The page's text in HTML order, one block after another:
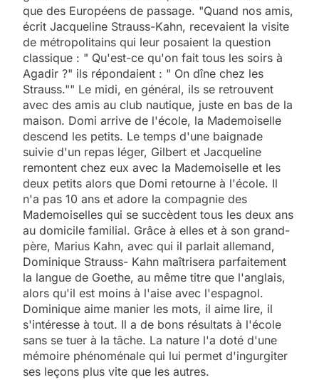
que des Européens de passage. "Quand nos amis,
écrit Jacqueline Strauss-Kahn, recevaient la visite
de métropolitains qui leur posaient la question
classique : " Qu'est-ce qu'on fait tous les soirs à
Agadir ?" ils répondaient : " On dîne chez les
Strauss."" Le midi, en général, ils se retrouvent
avec des amis au club nautique, juste en bas de la
maison. Domi arrive de l'école, la Mademoiselle
descend les petits. Le temps d'une baignade
suivie d'un repas léger, Gilbert et Jacqueline
remontent chez eux avec la Mademoiselle et les
deux petits alors que Domi retourne à l'école. Il
n'a pas 10 ans et adore la compagnie des
Mademoiselles qui se succèdent tous les deux ans
au domicile familial. Grâce à elles et à son grand-
père, Marius Kahn, avec qui il parlait allemand,
Dominique Strauss- Kahn maîtrisera parfaitement
la langue de Goethe, au même titre que l'anglais,
alors qu'il est moins à l'aise avec l'espagnol.
Dominique aime manier les mots, il aime lire, il
s'intéresse à tout. Il a de bons résultats à l'école
sans se tuer à la tâche. La nature l'a doté d'une
mémoire phénoménale qui lui permet d'ingurgiter
ses leçons plus vite que les autres.